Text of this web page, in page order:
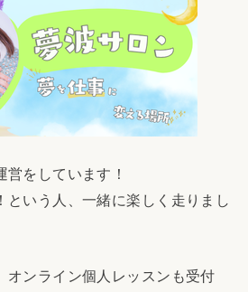
営をしています！
いう人、一緒に楽しく走りまし
オンライン個人レッスンも受付